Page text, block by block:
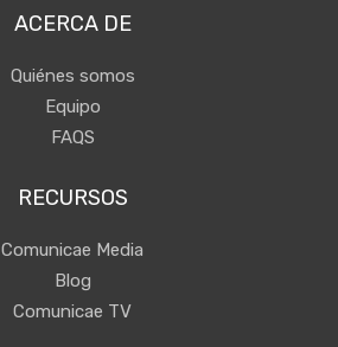
ACERCA DE
Quiénes somos
Equipo
FAQS
RECURSOS
Comunicae Media
Blog
Comunicae TV